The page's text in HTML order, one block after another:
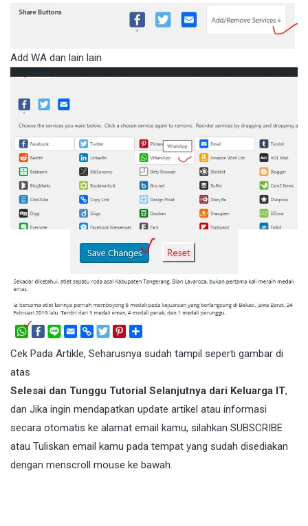
Add WA dan lain lain
Cek Pada Artikle, Seharusnya sudah tampil seperti gambar di
atas
Selesai dan Tunggu Tutorial Selanjutnya dari Keluarga IT,
dan Jika ingin mendapatkan update artikel atau informasi
secara otomatis ke alamat email kamu, silahkan SUBSCRIBE
atau Tuliskan email kamu pada tempat yang sudah disediakan
dengan menscroll mouse ke bawah.